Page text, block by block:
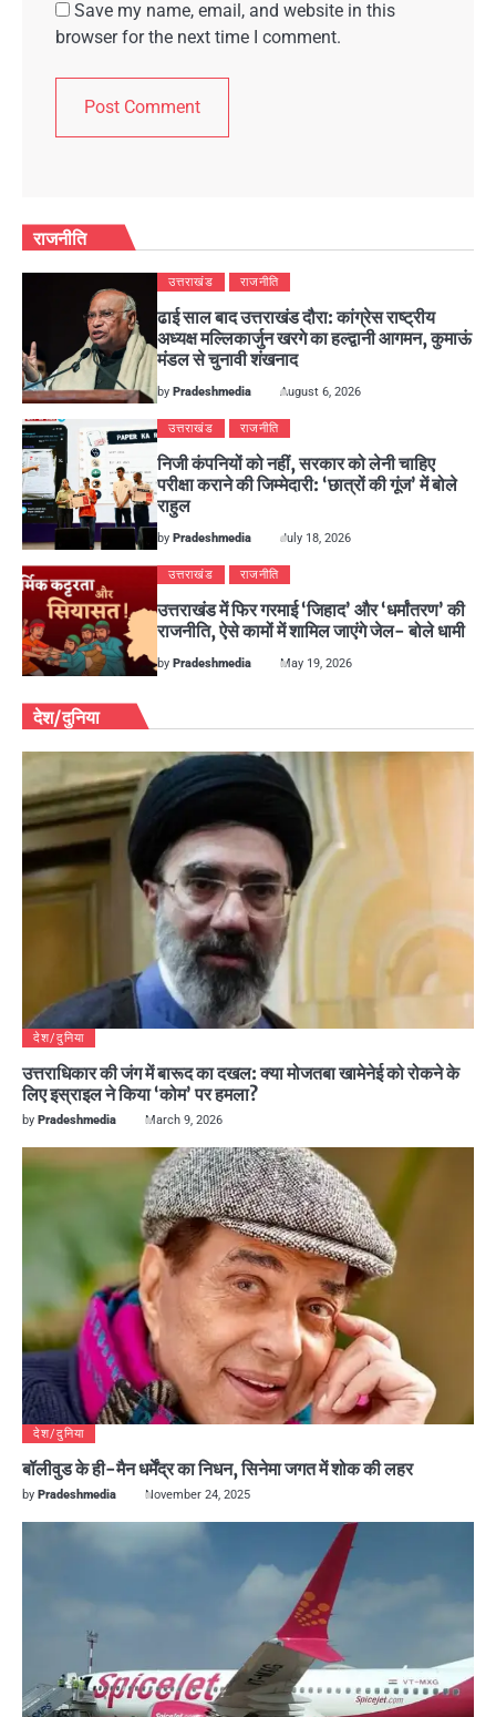
Save my name, email, and website in this
browser for the next time I comment.
राजनीति
उत्तराखंड राजनीति
ढाई साल बाद उत्तराखंड दौरा: कांग्रेस राष्ट्रीय
अध्यक्ष मल्लिकार्जुन खरगे का हल्द्वानी आगमन, कुमाऊं
मंडल से चुनावी शंखनाद
by Pradeshmedia August 6, 2026
उत्तराखंड राजनीति
निजी कंपनियों को नहीं, सरकार को लेनी चाहिए
परीक्षा कराने की जिम्मेदारी: ‘छात्रों की गूंज’ में बोले
राहुल
by Pradeshmedia July 18, 2026
उत्तराखंड राजनीति
उत्तराखंड में फिर गरमाई ‘जिहाद’ और ‘धर्मांतरण’ की
राजनीति, ऐसे कामों में शामिल जाएंगे जेल- बोले धामी
by Pradeshmedia May 19, 2026
देश/दुनिया
देश/दुनिया
उत्तराधिकार की जंग में बारूद का दखल: क्या मोजतबा खामेनेई को रोकने के
लिए इस्राइल ने किया ‘कोम’ पर हमला?
by Pradeshmedia March 9, 2026
देश/दुनिया
बॉलीवुड के ही-मैन धर्मेंद्र का निधन, सिनेमा जगत में शोक की लहर
by Pradeshmedia November 24, 2025